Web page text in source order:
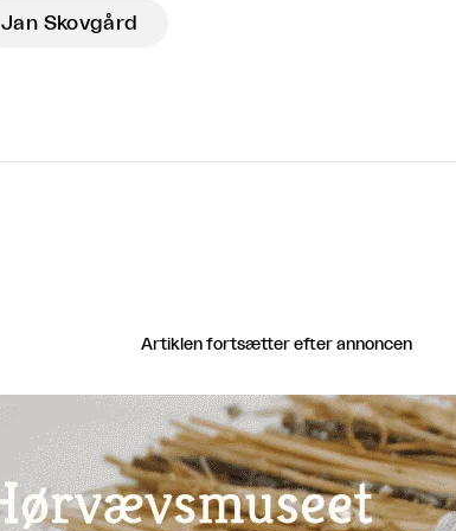
Jan Skovgård
Artiklen fortsætter efter annoncen